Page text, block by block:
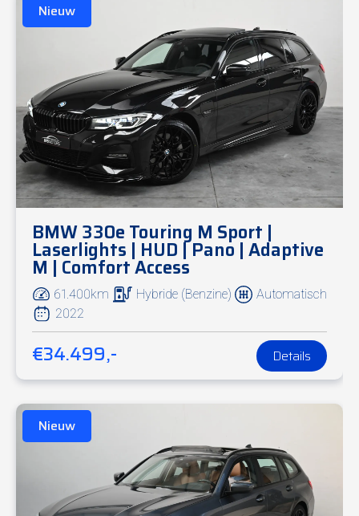
Nieuw
BMW 330e Touring M Sport |
Laserlights | HUD | Pano | Adaptive
M | Comfort Access
61.400km Hybride (Benzine)
Automatisch
2022
€34.499,- Details
Nieuw